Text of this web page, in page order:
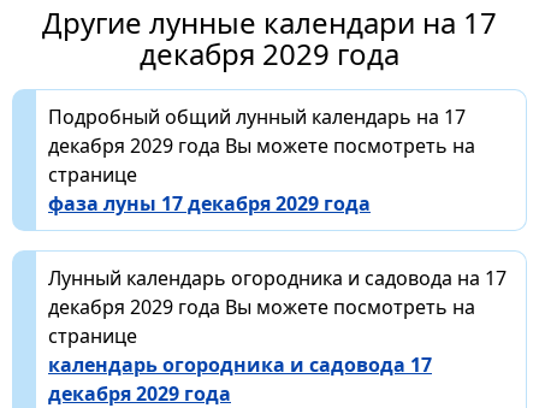
Другие лунные календари на 17
декабря 2029 года
Подробный общий лунный календарь на 17
декабря 2029 года Вы можете посмотреть на
странице
фаза луны 17 декабря 2029 года
Лунный календарь огородника и садовода на 17
декабря 2029 года Вы можете посмотреть на
странице
календарь огородника и садовода 17
декабря 2029 года